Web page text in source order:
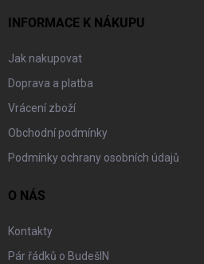
INFORMACE K NÁKUPU
Jak nakupovat
Doprava a platba
Vrácení zboží
Obchodní podmínky
Podmínky ochrany osobních údajů
O NÁS
Kontakty
Pár řádků o BudešIN